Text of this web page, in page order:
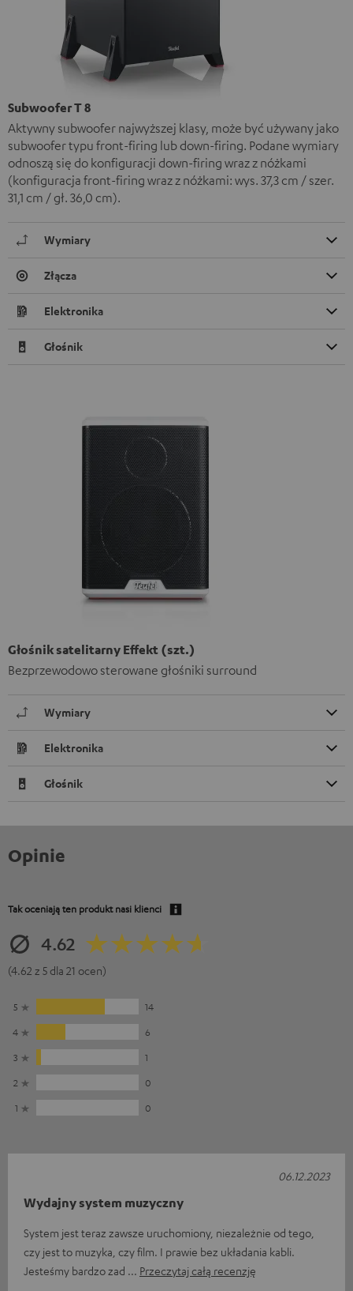
Subwoofer T 8
Aktywny subwoofer najwyższej klasy, może być używany jako
subwoofer typu front-firing lub down-firing. Podane wymiary
odnoszą się do konfiguracji down-firing wraz z nóżkami
(konfiguracja front-firing wraz z nóżkami: wys. 37,3 cm / szer.
31,1 cm / gł. 36,0 cm).
Wymiary
Złącza
Elektronika
Głośnik
Głośnik satelitarny Effekt (szt.)
Bezprzewodowo sterowane głośniki surround
Wymiary
Elektronika
Głośnik
Opinie
Tak oceniają ten produkt nasi klienci
4.62
(4.62 z 5 dla 21 ocen)
5
14
4
6
3
1
2
0
1
0
Wydajny system muzyczny
System jest teraz zawsze uruchomiony, niezależnie od tego,
czy jest to muzyka, czy film. I prawie bez układania kabli.
Jesteśmy bardzo zad
Przeczytaj całą recenzję
06.12.2023